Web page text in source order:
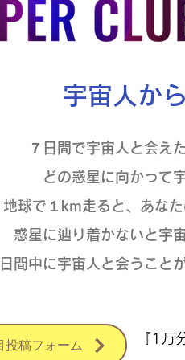
宇宙人か
７日間で宇宙人と会え
どの惑星に向かって
地球で１km走ると、あな
惑星に辿り着かないと宇
間中に宇宙人と会うこと
投稿フォーム 『1万